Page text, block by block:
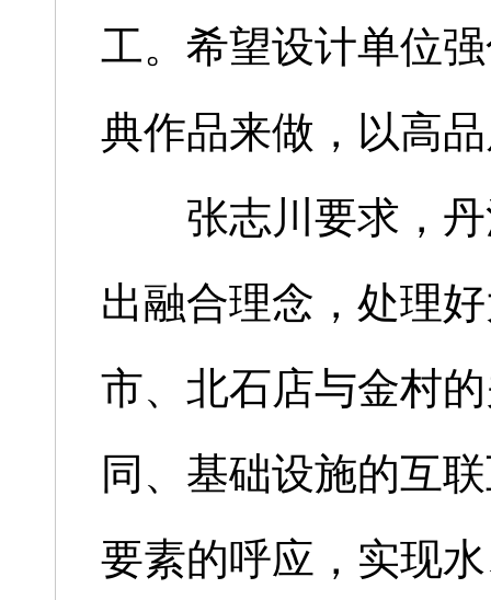
工。希望设计单位
典作品来做，以高
张志川要求，丹
出融合理念，处理
市、北石店与金村
同、基础设施的互
要素的呼应，实现